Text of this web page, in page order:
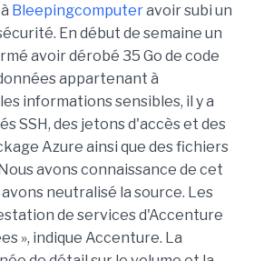
Bleepingcomputeravoir subi un
En début de semaine un
avoir dérobé 35 Go de code
appartenant à
informations sensibles, il y a
SSH, des jetons d'accès et des
Azure ainsi que des fichiers
avons connaissance de cet
neutralisé la source. Les
de services d'Accenture
», indique Accenture. La